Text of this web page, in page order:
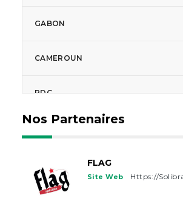
GABON
CAMEROUN
RDC
GUINEE-BISSAU
FRANCE
Nos Partenaires
FLAG
Site Web Https://